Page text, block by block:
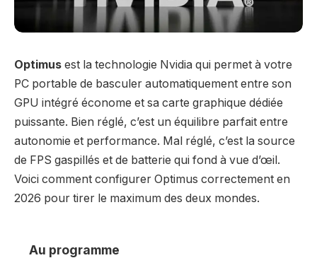
Optimus est la technologie Nvidia qui permet à votre
PC portable de basculer automatiquement entre son
GPU intégré économe et sa carte graphique dédiée
puissante. Bien réglé, c’est un équilibre parfait entre
autonomie et performance. Mal réglé, c’est la source
de FPS gaspillés et de batterie qui fond à vue d’œil.
Voici comment configurer Optimus correctement en
2026 pour tirer le maximum des deux mondes.
Au programme